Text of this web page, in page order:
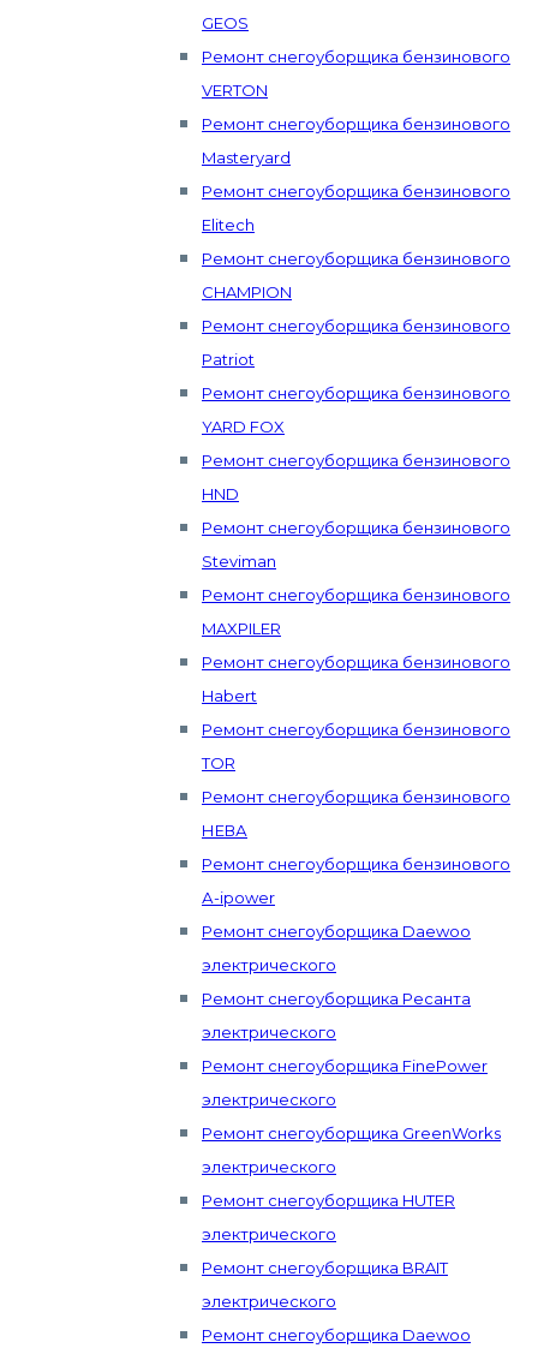
GEOS
Ремонт снегоуборщика бензинового
VERTON
Ремонт снегоуборщика бензинового
Masteryard
Ремонт снегоуборщика бензинового
Elitech
Ремонт снегоуборщика бензинового
CHAMPION
Ремонт снегоуборщика бензинового
Patriot
Ремонт снегоуборщика бензинового
YARD FOX
Ремонт снегоуборщика бензинового
HND
Ремонт снегоуборщика бензинового
Steviman
Ремонт снегоуборщика бензинового
MAXPILER
Ремонт снегоуборщика бензинового
Habert
Ремонт снегоуборщика бензинового
TOR
Ремонт снегоуборщика бензинового
НЕВА
Ремонт снегоуборщика бензинового
А-ipower
Ремонт снегоуборщика Daewoo
электрического
Ремонт снегоуборщика Ресанта
электрического
Ремонт снегоуборщика FinePower
электрического
Ремонт снегоуборщика GreenWorks
электрического
Ремонт снегоуборщика HUTER
электрического
Ремонт снегоуборщика BRAIT
электрического
Ремонт снегоуборщика Daewoo